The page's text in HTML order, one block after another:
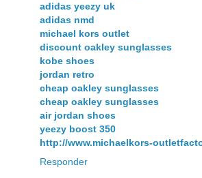
adidas yeezy uk
adidas nmd
michael kors outlet
discount oakley sunglasses
kobe shoes
jordan retro
cheap oakley sunglasses
cheap oakley sunglasses
air jordan shoes
yeezy boost 350
http://www.michaelkors-
Responder